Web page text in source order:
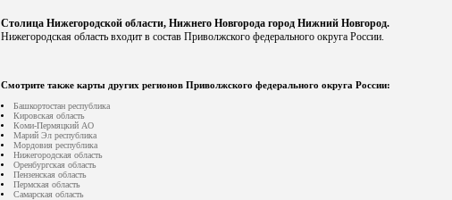
Столица Нижегородской области, Нижнего Новгорода город Нижний Новгород.
Нижегородская область входит в состав Приволжского федерального округа России.
Смотрите также карты других регионов Приволжского федерального округа России:
Башкортостан республика
Кировская область
Коми-Пермяцкий АО
Марий Эл республика
Мордовия республика
Нижегородская область
Оренбургская область
Пензенская область
Пермская область
Самарская область